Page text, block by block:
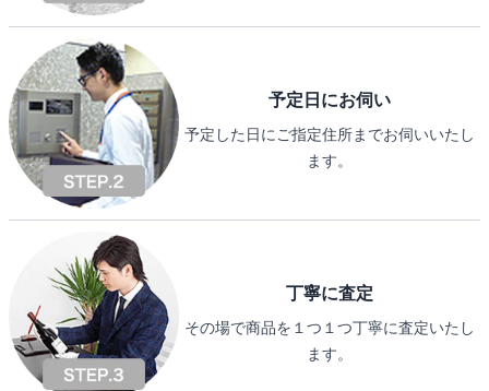
予定日にお伺い
予定した日にご指定住所までお伺いいたし
ます。
丁寧に査定
その場で商品を１つ１つ丁寧に査定いたし
ます。